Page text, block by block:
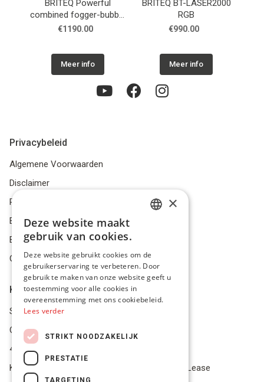
BRITEQ Powerful
combined fogger-bubble
machine-fan-LEDs
€1190.00
Meer info
BRITEQ BT-LASER2000
RGB
€990.00
Meer info
Privacybeleid
Algemene Voorwaarden
Disclaimer
Privacybeleid
Bestelling herroepen
Betalingsmiddelen
Geschillen
Klantenservice
Service Center
Onze winkel
4.9 op 5 gescoord op Trustpilot
Koop je materiaal op afbetaling met Pro Gear Lease
ENGLISH
×
Deze website maakt
gebruik van cookies.
Deze website gebruikt cookies om de
gebruikerservaring te verbeteren. Door
gebruik te maken van onze website geeft u
toestemming voor alle cookies in
overeenstemming met ons cookiebeleid.
Lees verder
STRIKT NOODZAKELIJK
PRESTATIE
TARGETING